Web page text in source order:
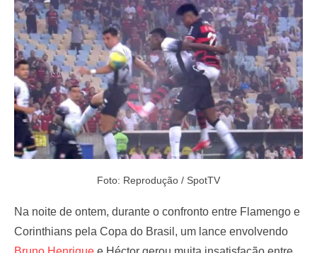
d
o
n
Foto: Reprodução / SpotTV
Na noite de ontem, durante o confronto entre Flamengo e
Corinthians pela Copa do Brasil, um lance envolvendo